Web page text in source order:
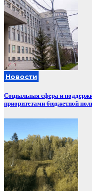
Новости
Социальная сфера и
приоритетами бюджетной